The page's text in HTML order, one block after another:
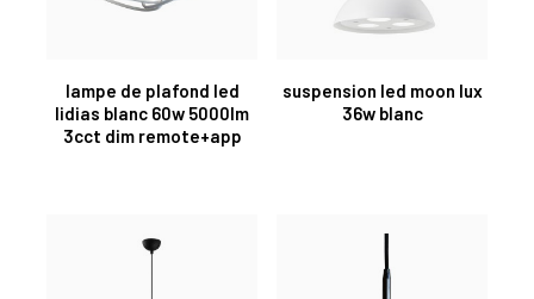
lampe de plafond led
lidias blanc 60w 5000lm
3cct dim remote+app
suspension led moon lux
36w blanc